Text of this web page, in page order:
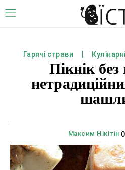
Гарячі страви
Пікнік без
Максим Нікітін